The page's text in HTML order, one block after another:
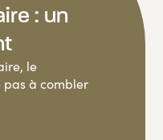
: un
le
pas à combler